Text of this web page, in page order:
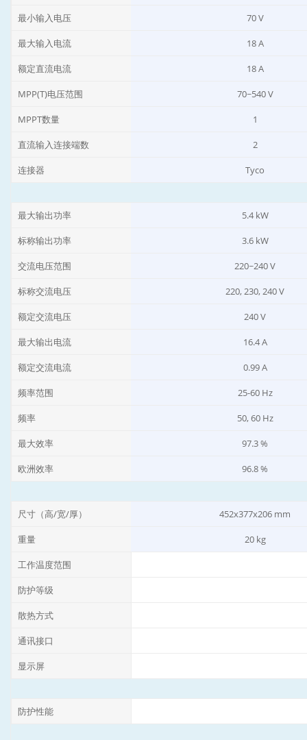
最小输入电压 70 V
最大输入电流 18 A
额定直流电流 18 A
MPP(T)电压范围 70~540 V
MPPT数量 1
直流输入连接端数 2
连接器 Tyco
最大输出功率 5.4 kW
标称输出功率 3.6 kW
交流电压范围 220~240 V
标称交流电压 220, 230, 240 V
额定交流电压 240 V
最大输出电流 16.4 A
额定交流电流 0.99 A
频率范围 25-60 Hz
频率 50, 60 Hz
最大效率 97.3 %
欧洲效率 96.8 %
尺寸（高/宽/厚） 452x377x206 mm
重量 20 kg
工作温度范围
防护等级
散热方式
通讯接口
显示屏
防护性能